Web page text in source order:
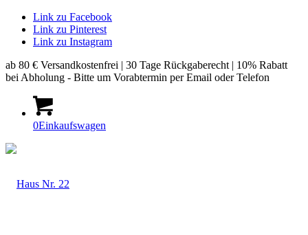
Link zu Facebook
Link zu Pinterest
Link zu Instagram
ab 80 € Versandkostenfrei | 30 Tage Rückgaberecht | 10% Rabatt
bei Abholung - Bitte um Vorabtermin per Email oder Telefon
0Einkaufswagen